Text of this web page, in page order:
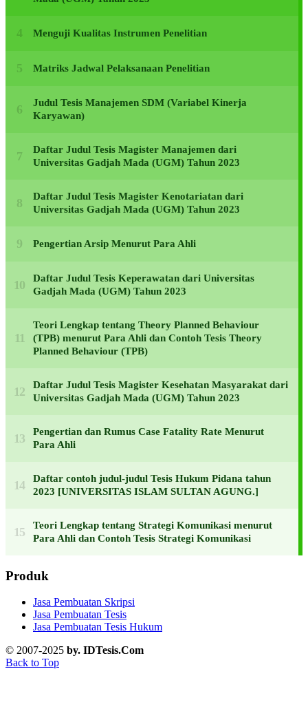
Menguji Kualitas Instrumen Penelitian
Matriks Jadwal Pelaksanaan Penelitian
Judul Tesis Manajemen SDM (Variabel Kinerja
Karyawan)
Daftar Judul Tesis Magister Manajemen dari
Universitas Gadjah Mada (UGM) Tahun 2023
Daftar Judul Tesis Magister Kenotariatan dari
Universitas Gadjah Mada (UGM) Tahun 2023
Pengertian Arsip Menurut Para Ahli
Daftar Judul Tesis Keperawatan dari Universitas
Gadjah Mada (UGM) Tahun 2023
Teori Lengkap tentang Theory Planned Behaviour
(TPB) menurut Para Ahli dan Contoh Tesis Theory
Planned Behaviour (TPB)
Daftar Judul Tesis Magister Kesehatan Masyarakat dari
Universitas Gadjah Mada (UGM) Tahun 2023
Pengertian dan Rumus Case Fatality Rate Menurut
Para Ahli
Daftar contoh judul-judul Tesis Hukum Pidana tahun
2023 [UNIVERSITAS ISLAM SULTAN AGUNG.]
Teori Lengkap tentang Strategi Komunikasi menurut
Para Ahli dan Contoh Tesis Strategi Komunikasi
Produk
Jasa Pembuatan Skripsi
Jasa Pembuatan Tesis
Jasa Pembuatan Tesis Hukum
© 2007-2025 by. IDTesis.Com
Back to Top